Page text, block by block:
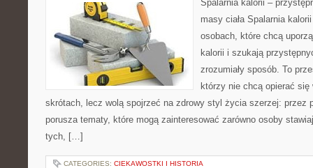
Spalarnia kalorii –
masy ciała Spalarnia
osobach, które chcą
kalorii i szukają
zrozumiały sposób. To
którzy nie chcą opierać się
skrótach, lecz wolą spojrzeć na zdrowy styl życia szerzej: przez
porusza tematy, które mogą zainteresować zarówno osoby
tych, […]
CATEGORIES: CIEKAWOSTKI I HISTORIA